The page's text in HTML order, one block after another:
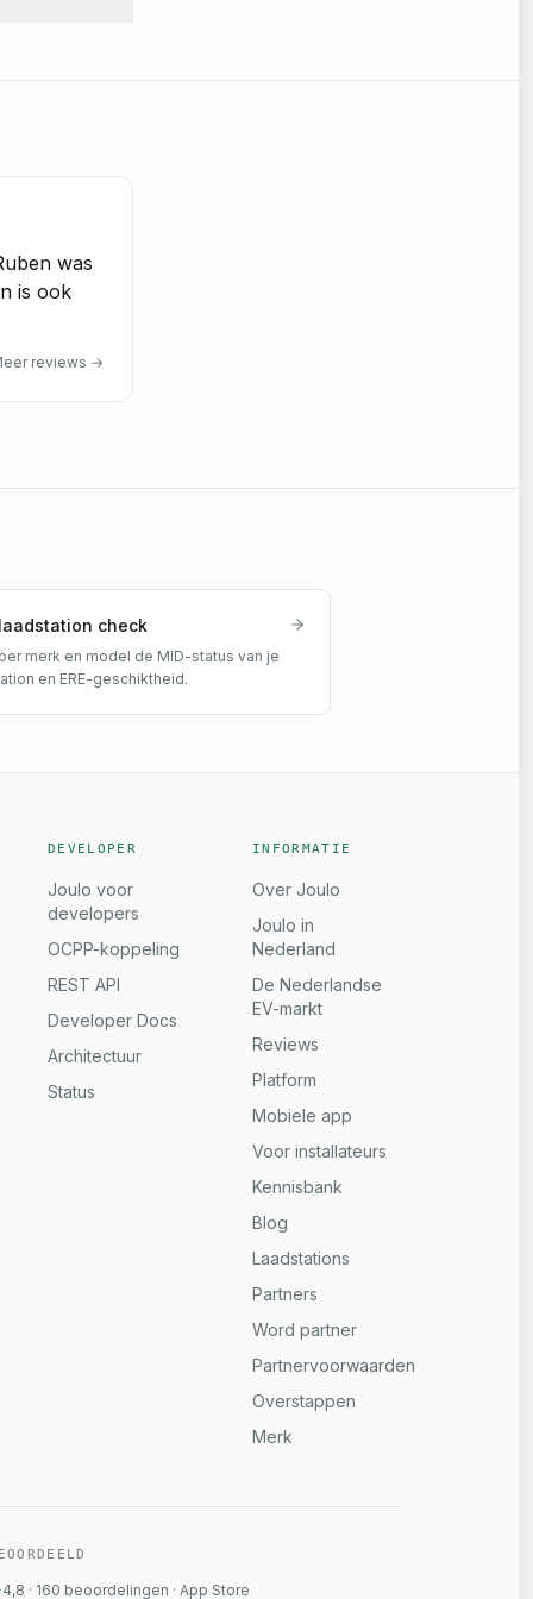
was
is ook
reviews →
check
merk en model de MID-status van je
en ERE-geschiktheid.
DEVELOPER
Joulo voor
developers
OCPP-koppeling
REST API
Developer Docs
Architectuur
Status
INFORMATIE
Over Joulo
Joulo in
Nederland
De Nederlandse
EV-markt
Reviews
Platform
Mobiele app
Voor installateurs
Kennisbank
Blog
Laadstations
Partners
Word partner
Partnervoorwaarden
Overstappen
Merk
4,8 · 160 beoordelingen ·App Store